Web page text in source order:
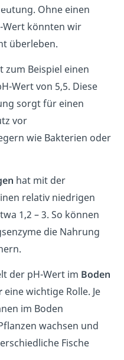
Ohne einen
Wert könnten wir
überleben.
zum Beispiel einen
Wert von 5,5. Diese
sorgt für einen
vor
wie Bakterien oder
hat mit der
relativ niedrigen
1,2 – 3. So können
die Nahrung
der pH-Wert im Boden
eine wichtige Rolle. Je
im Boden
wachsen und
Fische